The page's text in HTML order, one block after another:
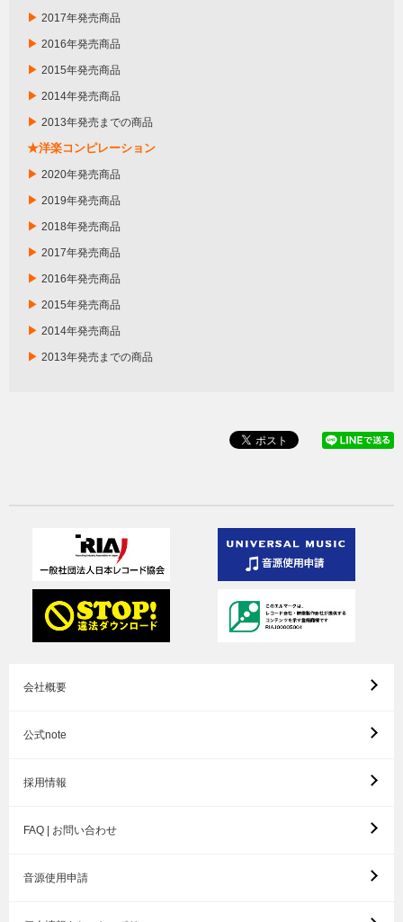
▶ 2017年発売商品
▶ 2016年発売商品
▶ 2015年発売商品
▶ 2014年発売商品
▶ 2013年発売までの商品
★洋楽コンピレーション
▶ 2020年発売商品
▶ 2019年発売商品
▶ 2018年発売商品
▶ 2017年発売商品
▶ 2016年発売商品
▶ 2015年発売商品
▶ 2014年発売商品
▶ 2013年発売までの商品
会社概要
公式note
採用情報
FAQ | お問い合わせ
音源使用申請